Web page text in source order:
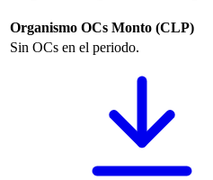
Organismo OCs Monto (CLP)
Sin OCs en el periodo.